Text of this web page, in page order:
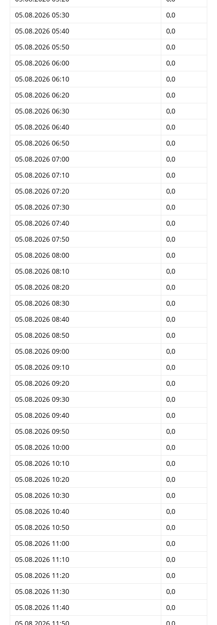
05.08.2026 05:30
0,0
05.08.2026 05:40
0,0
05.08.2026 05:50
0,0
05.08.2026 06:00
0,0
05.08.2026 06:10
0,0
05.08.2026 06:20
0,0
05.08.2026 06:30
0,0
05.08.2026 06:40
0,0
05.08.2026 06:50
0,0
05.08.2026 07:00
0,0
05.08.2026 07:10
0,0
05.08.2026 07:20
0,0
05.08.2026 07:30
0,0
05.08.2026 07:40
0,0
05.08.2026 07:50
0,0
05.08.2026 08:00
0,0
05.08.2026 08:10
0,0
05.08.2026 08:20
0,0
05.08.2026 08:30
0,0
05.08.2026 08:40
0,0
05.08.2026 08:50
0,0
05.08.2026 09:00
0,0
05.08.2026 09:10
0,0
05.08.2026 09:20
0,0
05.08.2026 09:30
0,0
05.08.2026 09:40
0,0
05.08.2026 09:50
0,0
05.08.2026 10:00
0,0
05.08.2026 10:10
0,0
05.08.2026 10:20
0,0
05.08.2026 10:30
0,0
05.08.2026 10:40
0,0
05.08.2026 10:50
0,0
05.08.2026 11:00
0,0
05.08.2026 11:10
0,0
05.08.2026 11:20
0,0
05.08.2026 11:30
0,0
05.08.2026 11:40
0,0